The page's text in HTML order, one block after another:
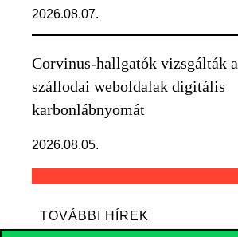
2026.08.07.
Corvinus-hallgatók vizsgálták a
szállodai weboldalak digitális
karbonlábnyomát
2026.08.05.
TOVÁBBI HÍREK